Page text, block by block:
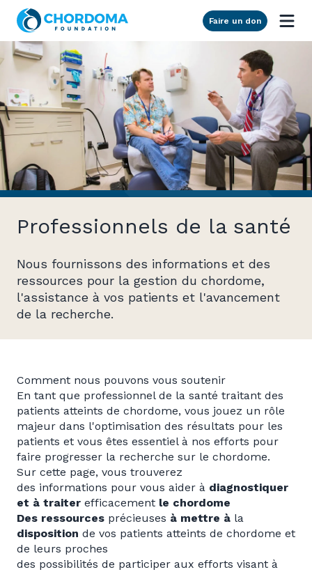
Skip to Main Content
Faire un don
Professionnels de la santé
Nous fournissons des informations et des
ressources pour la gestion du chordome,
l'assistance à vos patients et l'avancement
de la recherche.
Comment nous pouvons vous soutenir
En tant que professionnel de la santé traitant des
patients atteints de chordome, vous jouez un rôle
majeur dans l'optimisation des résultats pour les
patients et vous êtes essentiel à nos efforts pour
faire progresser la recherche sur le chordome.
Sur cette page, vous trouverez
des informations pour vous aider à diagnostiquer
et à traiter efficacement le chordome
Des ressources précieuses à mettre à la
disposition de vos patients atteints de chordome et
de leurs proches
des possibilités de participer aux efforts visant à